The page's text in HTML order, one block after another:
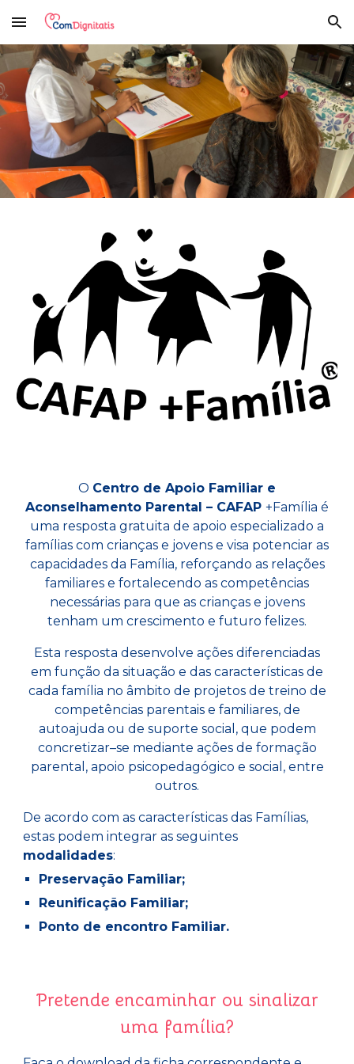
Skip to main content Skip to navigation
O Centro de Apoio Familiar e
Aconselhamento Parental – CAFAP +Família é
uma resposta gratuita de apoio especializado a
famílias com crianças e jovens e visa potenciar as
capacidades da Família, reforçando as relações
familiares e fortalecendo as competências
necessárias para que as crianças e jovens
tenham um crescimento e futuro felizes.
Esta resposta desenvolve ações diferenciadas
em função da situação e das características de
cada família no âmbito de projetos de treino de
competências parentais e familiares, de
autoajuda ou de suporte social, que podem
concretizar–se mediante ações de formação
parental, apoio psicopedagógico e social, entre
outros.
De acordo com as características das Famílias,
estas podem integrar as seguintes
modalidades:
Preservação Familiar;
Reunificação Familiar;
Ponto de encontro Familiar.
Pretende encaminhar ou sinalizar
uma família?